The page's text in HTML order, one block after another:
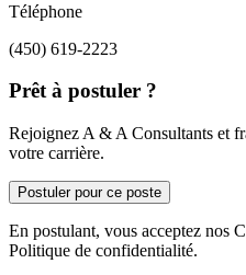
Téléphone
(450) 619-2223
Prêt à postuler ?
Rejoignez A & A Consultants et
votre carrière.
Postuler pour ce poste
En postulant, vous acceptez nos
Politique de confidentialité.